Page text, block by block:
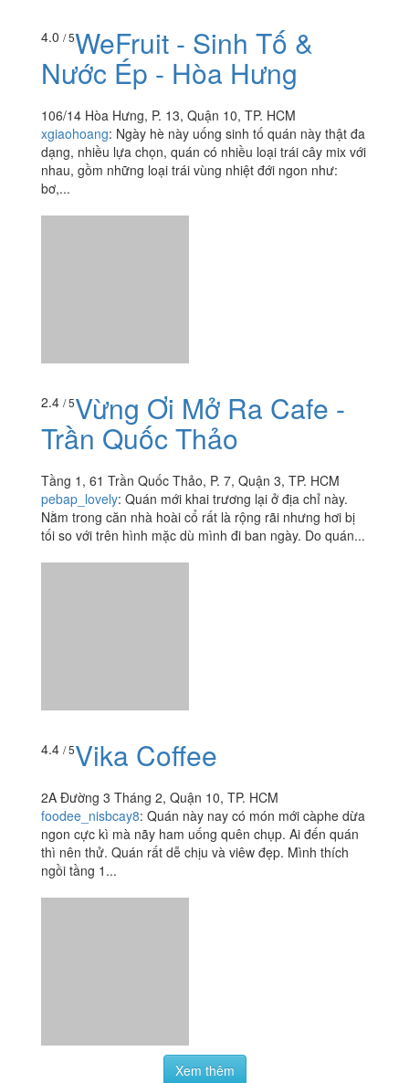
4.0/ 5WeFruit - Sinh Tố &
Nước Ép - Hòa Hưng
106/14 Hòa Hưng, P. 13, Quận 10, TP. HCM
xgiaohoang:Ngày hè này uống sinh tố quán này thật đa
2.4/ 5 Vừng Ơi Mở Ra Cafe -
Trần Quốc Thảo
Tầng 1, 61 Trần Quốc Thảo, P. 7, Quận 3, TP. HCM
4.4/ 5Vika Coffee
2A Đường 3 Tháng 2, Quận 10, TP. HCM
foodee_nisbcay8:Quán này nay có món mới càphe dừa